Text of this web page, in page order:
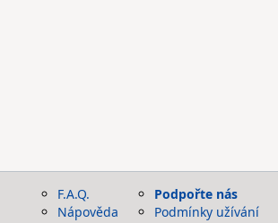
F.A.Q.
Nápověda
Podpořte nás
Podmínky užívání